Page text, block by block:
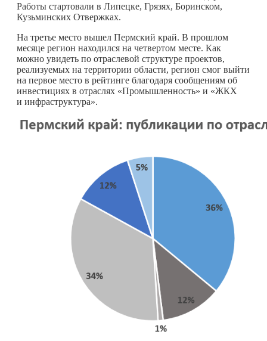
Работы стартовали в Липецке, Грязях, Боринском,
Кузьминских Отвержках.
На третье место вышел Пермский край. В прошлом
месяце регион находился на четвертом месте. Как
можно увидеть по отраслевой структуре проектов,
реализуемых на территории области, регион смог выйти
на первое место в рейтинге благодаря сообщениям об
инвестициях в отраслях «Промышленность» и «ЖКХ
и инфраструктура».